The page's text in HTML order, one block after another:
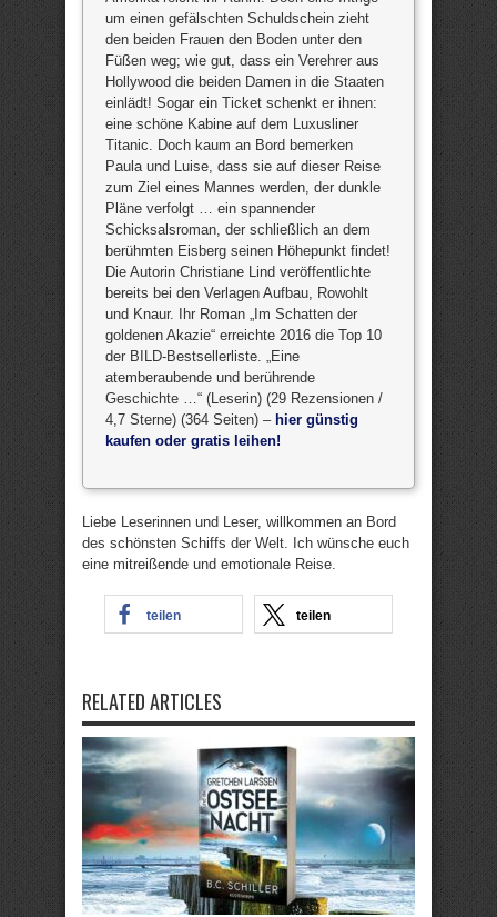
um einen gefälschten Schuldschein zieht
den beiden Frauen den Boden unter den
Füßen weg; wie gut, dass ein Verehrer aus
Hollywood die beiden Damen in die Staaten
einlädt! Sogar ein Ticket schenkt er ihnen:
eine schöne Kabine auf dem Luxusliner
Titanic. Doch kaum an Bord bemerken
Paula und Luise, dass sie auf dieser Reise
zum Ziel eines Mannes werden, der dunkle
Pläne verfolgt … ein spannender
Schicksalsroman, der schließlich an dem
berühmten Eisberg seinen Höhepunkt findet!
Die Autorin Christiane Lind veröffentlichte
bereits bei den Verlagen Aufbau, Rowohlt
und Knaur. Ihr Roman „Im Schatten der
goldenen Akazie“ erreichte 2016 die Top 10
der BILD-Bestsellerliste. „Eine
atemberaubende und berührende
Geschichte …“ (Leserin) (29 Rezensionen /
4,7 Sterne) (364 Seiten) – hier günstig
kaufen oder gratis leihen!
Liebe Leserinnen und Leser, willkommen an Bord
des schönsten Schiffs der Welt. Ich wünsche euch
eine mitreißende und emotionale Reise.
teilen teilen
RELATED ARTICLES